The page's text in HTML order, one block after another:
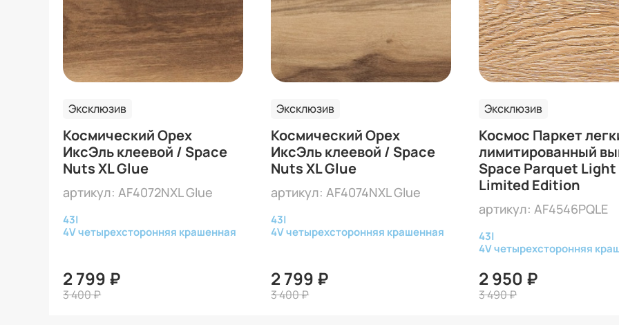
Эксклюзив
Космический Орех
ИксЭль клеевой / Space
Nuts XL Glue
артикул: AF4072NXL Glue
43|
4V четырехсторонняя крашенная
2 799 ₽
3 400 ₽
Эксклюзив
Космический Орех
ИксЭль клеевой / Space
Nuts XL Glue
артикул: AF4074NXL Glue
43|
4V четырехсторонняя крашенная
2 799 ₽
3 400 ₽
Эксклюзив
Космос Паркет
лимитированный
Space Parquet Light
Limited Edition
артикул: AF4546PQLE
43|
4V четырехсторонняя
2 950 ₽
3 490 ₽